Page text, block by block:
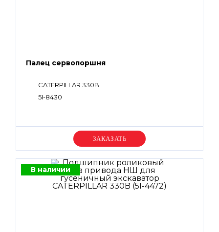
Палец сервопоршня
CATERPILLAR 330B
5I-8430
Уточняйте цену
В наличии